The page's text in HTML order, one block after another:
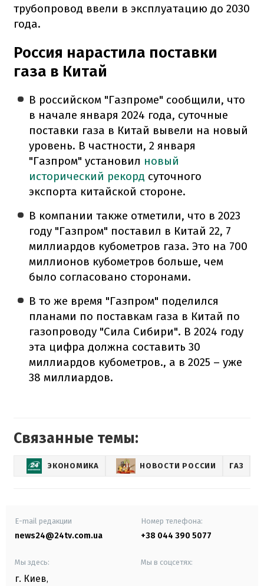
трубопровод ввели в эксплуатацию до 2030
года.
Россия нарастила поставки
газа в Китай
В российском "Газпроме" сообщили, что
в начале января 2024 года, суточные
поставки газа в Китай вывели на новый
уровень. В частности, 2 января
"Газпром" установил новый
исторический рекорд суточного
экспорта китайской стороне.
В компании также отметили, что в 2023
году "Газпром" поставил в Китай 22, 7
миллиардов кубометров газа. Это на 700
миллионов кубометров больше, чем
было согласовано сторонами.
В то же время "Газпром" поделился
планами по поставкам газа в Китай по
газопроводу "Сила Сибири". В 2024 году
эта цифра должна составить 30
миллиардов кубометров., а в 2025 – уже
38 миллиардов.
Связанные темы:
ЭКОНОМИКА НОВОСТИ РОССИИ ГАЗ
E-mail редакции
news24@24tv.com.ua
Номер телефона:
+38 044 390 5077
Мы здесь:
г. Киев,
Мы в соцсетях: